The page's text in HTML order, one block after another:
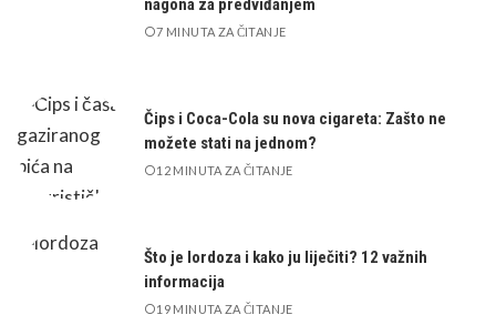
nagona za predviđanjem
7 MINUTA ZA ČITANJE
Čips i Coca-Cola su nova cigareta: Zašto ne
možete stati na jednom?
12 MINUTA ZA ČITANJE
Što je lordoza i kako ju liječiti? 12 važnih
informacija
19 MINUTA ZA ČITANJE